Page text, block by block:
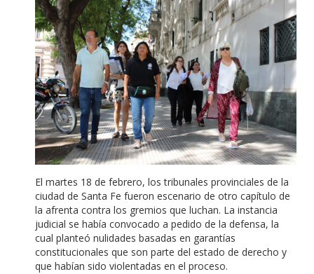
El martes 18 de febrero, los tribunales provinciales de la
ciudad de Santa Fe fueron escenario de otro capítulo de
la afrenta contra los gremios que luchan. La instancia
judicial se había convocado a pedido de la defensa, la
cual planteó nulidades basadas en garantías
constitucionales que son parte del estado de derecho y
que habían sido violentadas en el proceso.